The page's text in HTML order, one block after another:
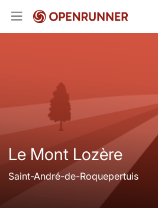
Le Mont Lozère
Saint-André-de-Roquepertuis